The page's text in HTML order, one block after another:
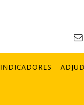
INDICADORES